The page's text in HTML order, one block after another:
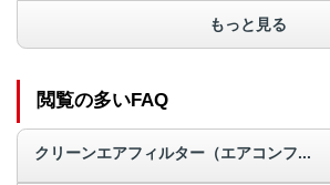
もっと見る
閲覧の多いFAQ
クリーンエアフィルター（エアコンフ...